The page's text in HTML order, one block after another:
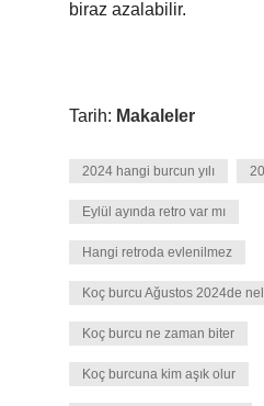
biraz azalabilir.
Tarih: Makaleler
2024 hangi burcun yılı
Eylül ayında retro var mı
Hangi retroda evlenilmez
Koç burcu Ağustos 2024de
Koç burcu ne zaman biter
Koç burcuna kim aşık olur